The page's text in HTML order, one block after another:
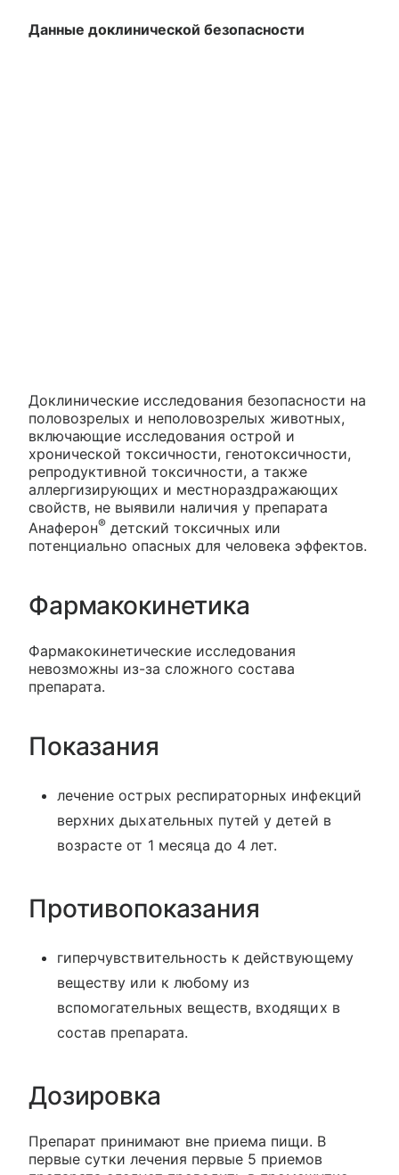
Данные доклинической безопасности
Доклинические исследования безопасности на
половозрелых и неполовозрелых животных,
включающие исследования острой и
хронической токсичности, генотоксичности,
репродуктивной токсичности, а также
аллергизирующих и местнораздражающих
свойств, не выявили наличия у препарата
Анаферон® детский токсичных или
потенциально опасных для человека эффектов.
Фармакокинетика
Фармакокинетические исследования
невозможны из-за сложного состава
препарата.
Показания
лечение острых респираторных инфекций
верхних дыхательных путей у детей в
возрасте от 1 месяца до 4 лет.
Противопоказания
гиперчувствительность к действующему
веществу или к любому из
вспомогательных веществ, входящих в
состав препарата.
Дозировка
Препарат принимают вне приема пищи. В
первые сутки лечения первые 5 приемов